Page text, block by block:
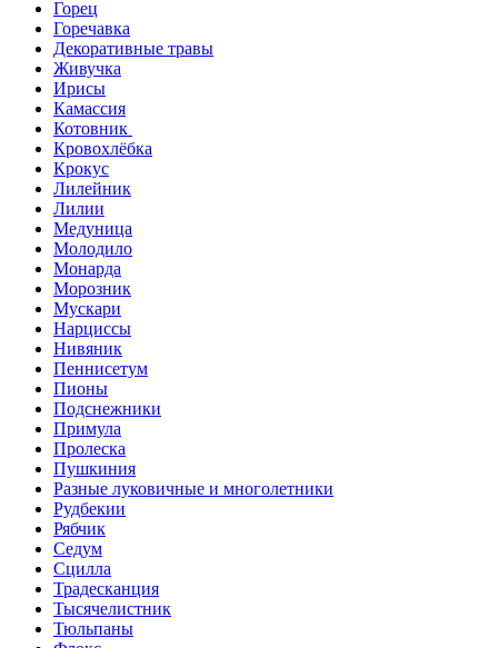
Горец
Горечавка
Декоративные травы
Живучка
Ирисы
Камассия
Котовник
Кровохлёбка
Крокус
Лилейник
Лилии
Медуница
Молодило
Монарда
Морозник
Мускари
Нарциссы
Нивяник
Пеннисетум
Пионы
Подснежники
Примула
Пролеска
Пушкиния
Разные луковичные и многолетники
Рудбекии
Рябчик
Седум
Сцилла
Традесканция
Тысячелистник
Тюльпаны